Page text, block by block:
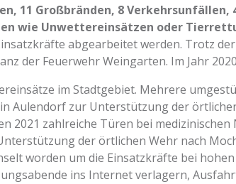
11 Großbränden, 8
wie Unwettereinsätzen oder
abgearbeitet werden. Trotz
der Feuerwehr Weingarten. Im Jahr
im Stadtgebiet. Mehrere
Aulendorf zur Unterstützung der
2021 zahlreiche Türen bei
der örtlichen Wehr nach
worden um die Einsatzkräfte bei
ins Internet verlagern,